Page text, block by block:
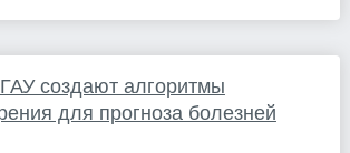
создают алгоритмы
для прогноза болезней